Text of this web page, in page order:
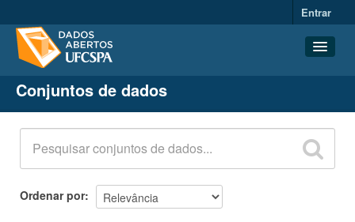
Entrar
Conjuntos de dados
Organizações
Grupos
Sobre
Conjuntos de dados
Ordenar por